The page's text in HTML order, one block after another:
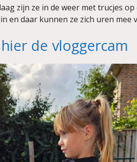
zijn ze in de weer met trucjes
en daar kunnen ze zich uren mee
de vloggercam